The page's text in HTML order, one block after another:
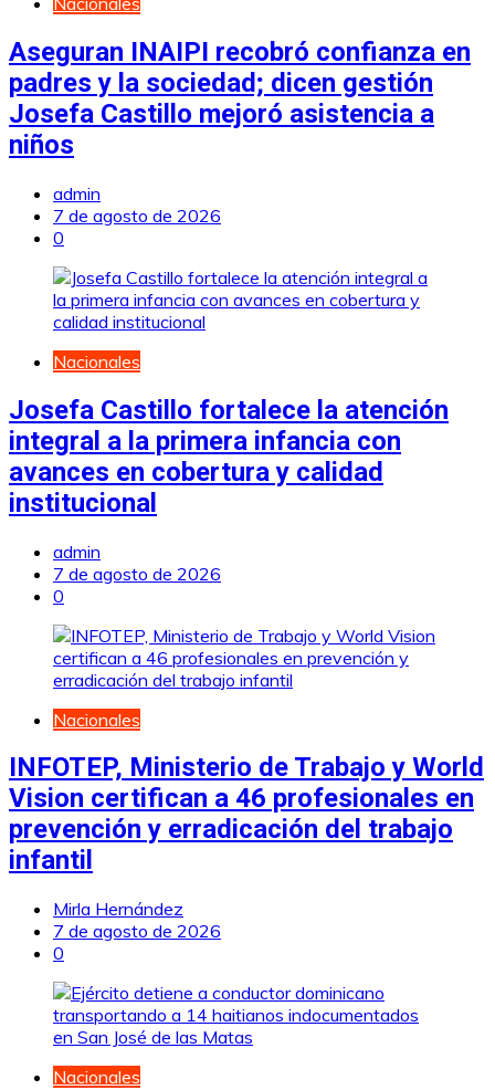
Aseguran INAIPI recobró confianza en
padres y la sociedad; dicen gestión
Josefa Castillo mejoró asistencia a
niños
admin
7 de agosto de 2026
0
Nacionales
Josefa Castillo fortalece la atención
integral a la primera infancia con
avances en cobertura y calidad
institucional
admin
7 de agosto de 2026
0
Nacionales
INFOTEP, Ministerio de Trabajo y World
Vision certifican a 46 profesionales en
prevención y erradicación del trabajo
infantil
Mirla Hernández
7 de agosto de 2026
0
Nacionales